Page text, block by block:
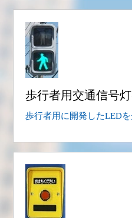
歩行者用交通信号
歩行者用に開発したLED